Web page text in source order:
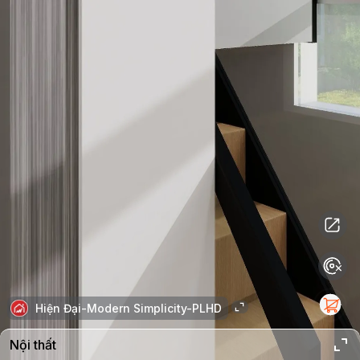
Hiện Đại-Modern Simplicity-PLHD
Nội thất